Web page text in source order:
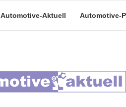
Automotive-Aktuell Automotive-